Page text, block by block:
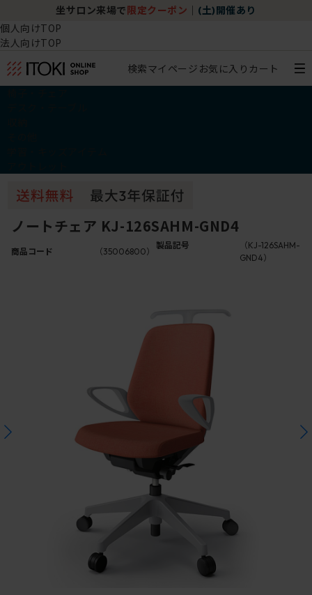
坐サロン来場で 限定クーポン (土)開催あり
個人向けTOP
法人向けTOP
検索マイページ お気に入り カート
ノートチェア KJ-126SAHM-GND4
商品コード （35006800）
製品記号
（KJ-126SAHM-
GND4）